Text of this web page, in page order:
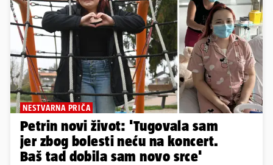
NESTVARNA PRIČA
Petrin novi život: 'Tugovala sam
jer zbog bolesti neću na koncert.
Baš tad dobila sam novo srce'